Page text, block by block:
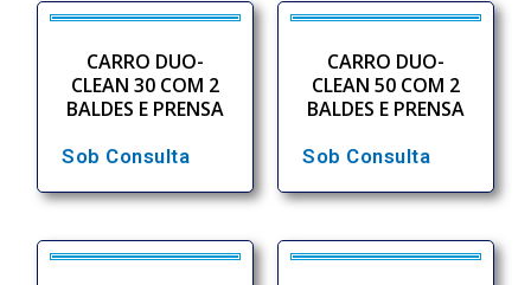
CARRO DUO-
CLEAN 30 COM 2
BALDES E PRENSA
Sob Consulta
CARRO DUO-
CLEAN 50 COM 2
BALDES E PRENSA
Sob Consulta